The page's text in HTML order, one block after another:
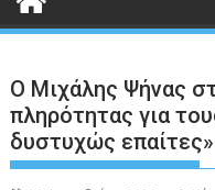
Ο Μιχάλης Ψήνας
πληρότητας για
δυστυχώς επαίτες»